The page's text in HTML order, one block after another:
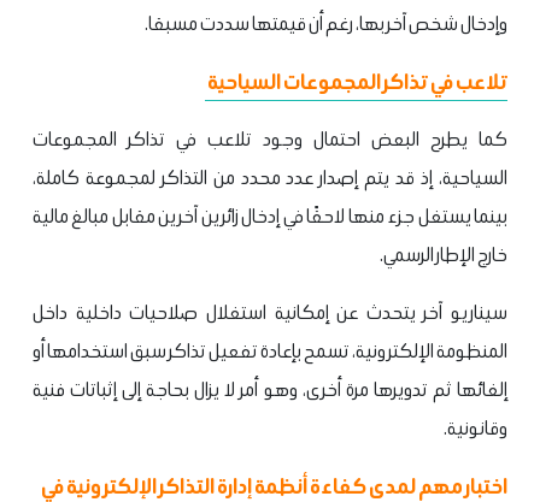
وإدخال شخص آخر بها، رغم أن قيمتها سددت مسبقا.
تلاعب في تذاكر المجموعات السياحية
كما يطرح البعض احتمال وجود تلاعب في تذاكر المجموعات
السياحية، إذ قد يتم إصدار عدد محدد من التذاكر لمجموعة كاملة،
بينما يستغل جزء منها لاحقًا في إدخال زائرين آخرين مقابل مبالغ مالية
خارج الإطار الرسمي.
سيناريو آخر يتحدث عن إمكانية استغلال صلاحيات داخلية داخل
المنظومة الإلكترونية، تسمح بإعادة تفعيل تذاكر سبق استخدامها أو
إلغائها ثم تدويرها مرة أخرى، وهو أمر لا يزال بحاجة إلى إثباتات فنية
وقانونية.
اختبار مهم لمدى كفاءة أنظمة إدارة التذاكر الإلكترونية في